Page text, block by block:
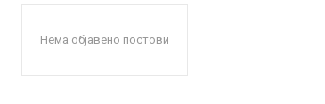
Нема објавено постови